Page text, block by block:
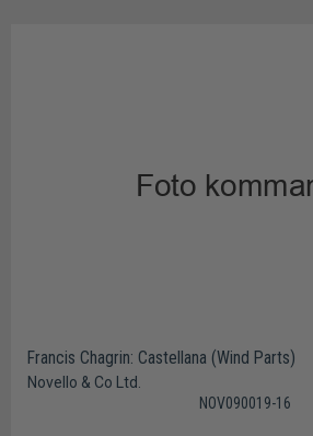
Francis Chagrin: Castellana (Wind Parts)
Novello & Co Ltd.
NOV090019-16